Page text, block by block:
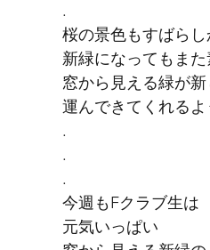
.
桜の景色もすばら
新緑になってもまた
窓から見える緑が
運んできてくれるよ
.
.
.
今週もFクラブ生は
元気いっぱい